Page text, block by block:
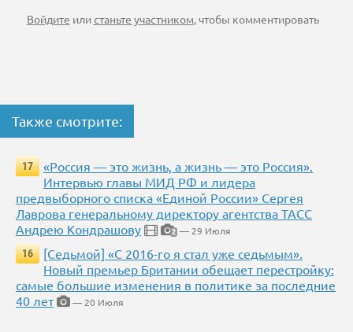
Войдите илистаньте участником, чтобы комментировать
Также смотрите:
17
«Россия — это жизнь, а жизнь — это Россия».
Интервью главы МИД РФ и лидера
предвыборного списка «Единой России» Сергея
Лаврова генеральному директору агентства ТАСС
Андрею Кондрашову
2 — 29 Июля
16
[Седьмой] «С 2016-го я стал уже седьмым».
Новый премьер Британии обещает перестройку:
самые большие изменения в политике за последние
40 лет
— 20 Июля